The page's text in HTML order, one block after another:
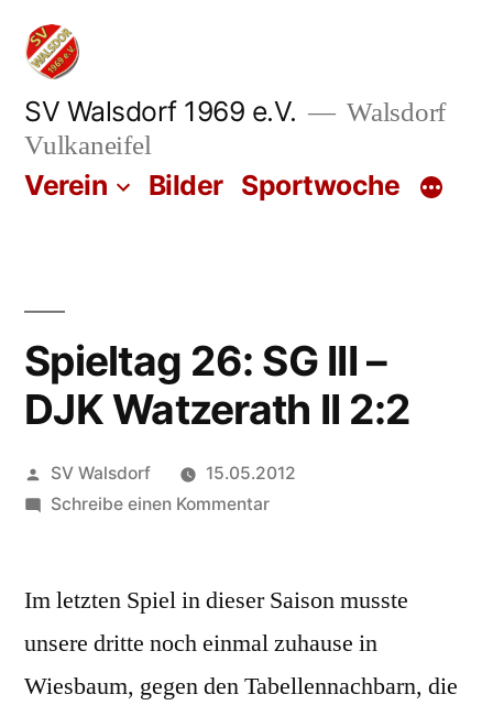
Zum
Inhalt
springen
SV Walsdorf 1969 e.V.
Walsdorf
Vulkaneifel
Verein Bilder Sportwoche
Spieltag 26: SG III –
DJK Watzerath II 2:2
Veröffentlicht
von
SV Walsdorf
15.05.2012
Schreibe einen Kommentarzu
SG
–
DJK
Im letzten Spiel in dieser Saison musste
unsere dritte noch einmal zuhause in
Wiesbaum, gegen den Tabellennachbarn, die